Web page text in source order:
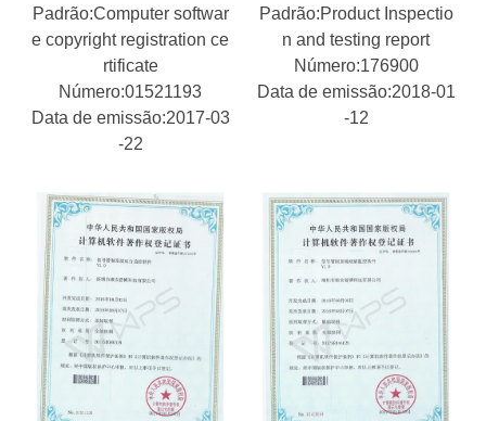
Padrão:Computer softwar
e copyright registration ce
rtificate
Número:01521193
Data de emissão:2017-03
-22
Padrão:Product Inspectio
n and testing report
Número:176900
Data de emissão:2018-01
-12